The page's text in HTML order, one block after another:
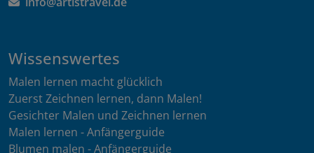
Wissenswertes
Malen lernen macht glücklich
Zuerst Zeichnen lernen, dann Malen!
Gesichter Malen und Zeichnen lernen
Malen lernen - Anfängerguide
Blumen malen - Anfängerguide